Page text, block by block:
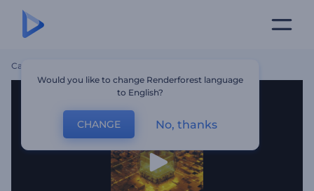
Casa
Would you like to change Renderforest language
to English?
CHANGE No, thanks